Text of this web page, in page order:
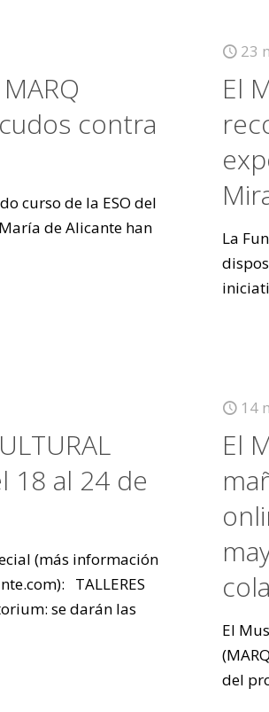
contra
curso de la ESO del
de Alicante han
23
El
La
18 al 24 de
(más información
TALLERES
se darán las
14
El
El
del